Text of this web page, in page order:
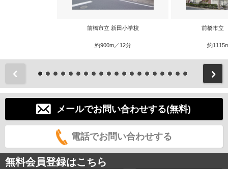
前橋市立 新田小学校
約900m／12分
前橋市立
約
メールでお問い合わせする(無料)
電話でお問い合わせする
無料会員登録はこちら